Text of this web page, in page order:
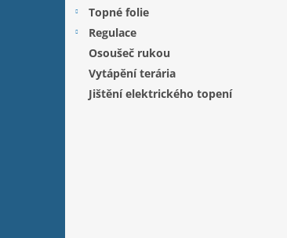
Topné folie
Regulace
Osoušeč rukou
Vytápění terária
Jištění elektrického topení